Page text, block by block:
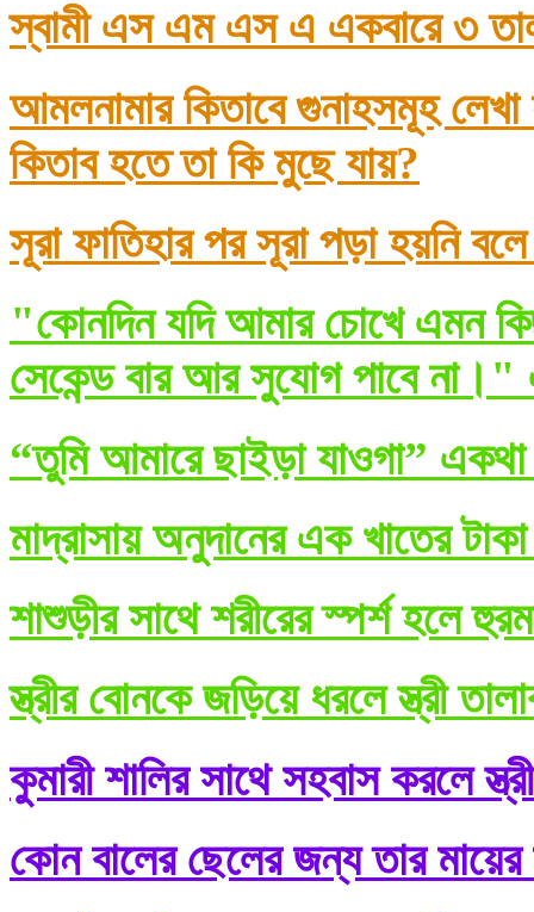
স্বামী এস এম এস এ একবারে ৩
আমলনামার কিতাবে গুনাহসমূহ
কিতাব হতে তা কি মুছে যায়?
সূরা ফাতিহার পর সূরা পড়া হয়নি
"কোনদিন যদি আমার চোখে এমন
সেকেন্ড বার আর সুযোগ পাবে না।"
“তুমি আমারে ছাইড়া যাওগা” একথা
মাদ্রাসায় অনুদানের এক খাতের
শাশুড়ীর সাথে শরীরের স্পর্শ হলে
স্ত্রীর বোনকে জড়িয়ে ধরলে স্ত্রী
কুমারী শালির সাথে সহবাস করলে
কোন বালের ছেলের জন্য তার মায়ের